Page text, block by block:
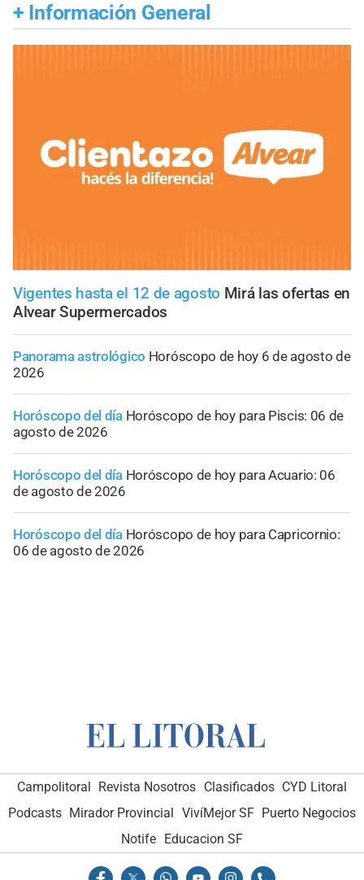
+ Información General
Vigentes hasta el 12 de agosto Mirá las ofertas en
Alvear Supermercados
Panorama astrológico Horóscopo de hoy 6 de agosto de
2026
Horóscopo del día Horóscopo de hoy para Piscis: 06 de
agosto de 2026
Horóscopo del día Horóscopo de hoy para Acuario: 06
de agosto de 2026
Horóscopo del día Horóscopo de hoy para Capricornio:
06 de agosto de 2026
Campolitoral Revista Nosotros Clasificados CYD Litoral
Podcasts Mirador Provincial VivíMejor SF Puerto Negocios
Notife Educacion SF